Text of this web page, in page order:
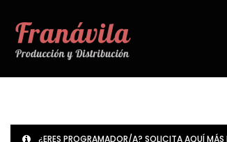
¿ERES PROGRAMADOR/A? SOLICITA AQUÍ